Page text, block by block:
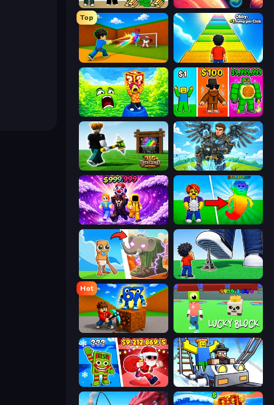
Obby Tycoon Build the City Obby: +1 to Spaceflight Altitude
Top
Baseball For Brainrot Obby: +1 Jump per Click
Save Memerots: Acid Lava lake Obby Brainrot Merge
Dig and Descend: Obby Mine Obby: Pull a Sword
Obby - BrainWave Collect Brainrot Egg
Brainrot Evolution Obby: Click and Grow
Hot
Obby: Break Rocks For Brainrots Lucky Block
Plants vs Brain Zombies Obby: Ride Carts